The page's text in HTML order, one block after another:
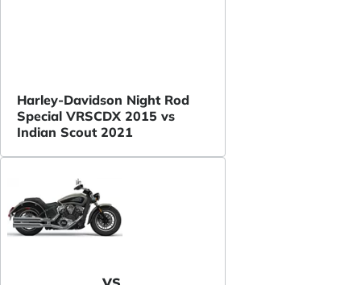
Harley-Davidson Night Rod
Special VRSCDX 2015 vs
Indian Scout 2021